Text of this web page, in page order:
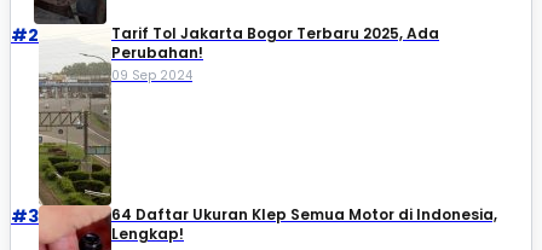
#2
Tarif Tol Jakarta Bogor Terbaru 2025, Ada
Perubahan!
09 Sep 2024
#3
64 Daftar Ukuran Klep Semua Motor di Indonesia,
Lengkap!